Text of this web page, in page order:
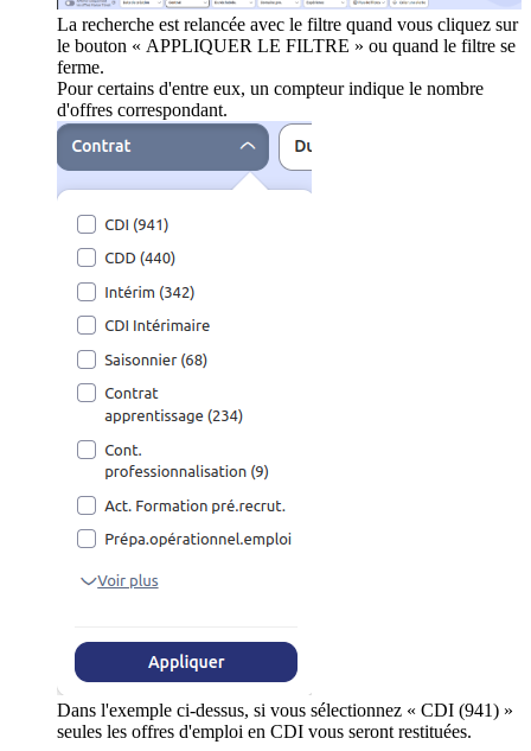
La recherche est relancée avec le filtre quand vous cliquez sur
le bouton « APPLIQUER LE FILTRE » ou quand le filtre se
ferme.
Pour certains d'entre eux, un compteur indique le nombre
d'offres correspondant.
Dans l'exemple ci-dessus, si vous sélectionnez « CDI (941) »
seules les offres d'emploi en CDI vous seront restituées.